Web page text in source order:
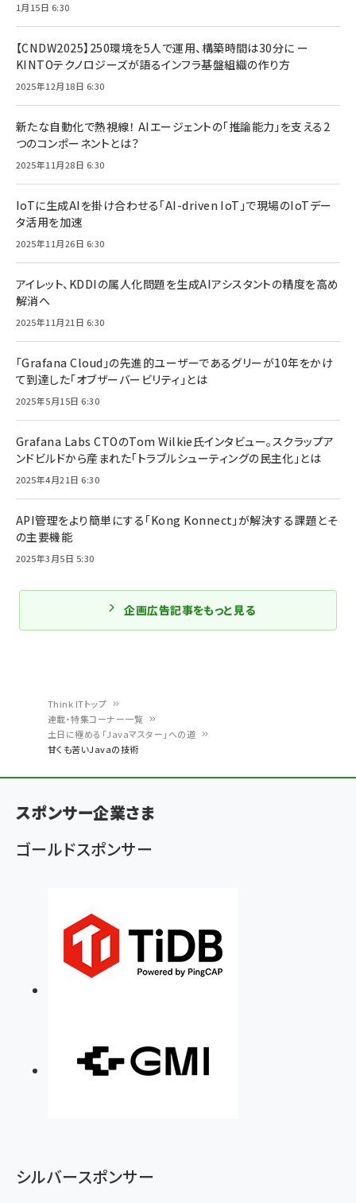
く
ず
Think ITトップ
連載・特集コーナー一覧
土日に極める「Javaマスター」への道
甘くも苦いJavaの技術
1月15日 6:30
【CNDW2025】250環境を5人で運用、構築時間は30分に ー
KINTOテクノロジーズが語るインフラ基盤組織の作り方
2025年12月18日 6:30
新たな自動化で熱視線！ AIエージェントの「推論能力」を支える2
つのコンポーネントとは？
2025年11月28日 6:30
IoTに生成AIを掛け合わせる「AI-driven IoT」で現場のIoTデー
タ活用を加速
2025年11月26日 6:30
アイレット、KDDIの属人化問題を生成AIアシスタントの精度を高め
解消へ
2025年11月21日 6:30
「Grafana Cloud」の先進的ユーザーであるグリーが10年をかけ
て到達した「オブザーバービリティ」とは
2025年5月15日 6:30
Grafana Labs CTOのTom Wilkie氏インタビュー。スクラップア
ンドビルドから産まれた「トラブルシューティングの民主化」とは
2025年4月21日 6:30
API管理をより簡単にする「Kong Konnect」が解決する課題とそ
の主要機能
2025年3月5日 5:30
企画広告記事をもっと見る
スポンサー企業さま
ゴールドスポンサー
シルバースポンサー